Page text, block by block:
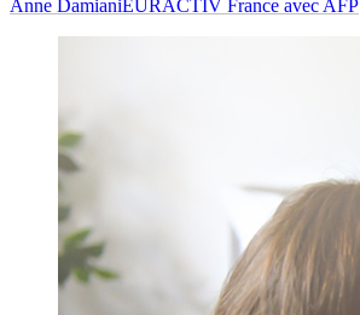
Anne DamianiEURACTIV France avec AFP